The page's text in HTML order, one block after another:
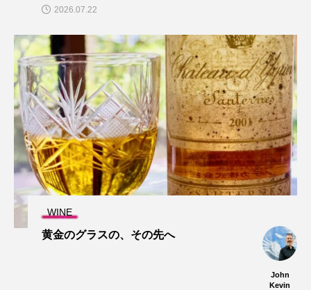
2026.07.22
WINE
黄金のグラスの、その先へ
John
Kevin